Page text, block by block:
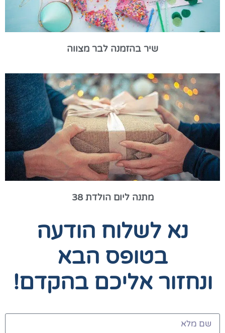
שיר בהזמנה לבר מצווה
מתנה ליום הולדת 38
נא לשלוח הודעה
בטופס הבא
ונחזור אליכם בהקדם!